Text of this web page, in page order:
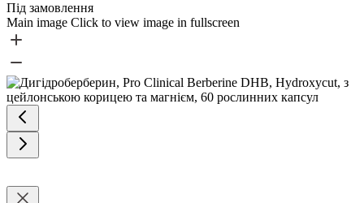
Під замовлення
Main image Click to view image in fullscreen